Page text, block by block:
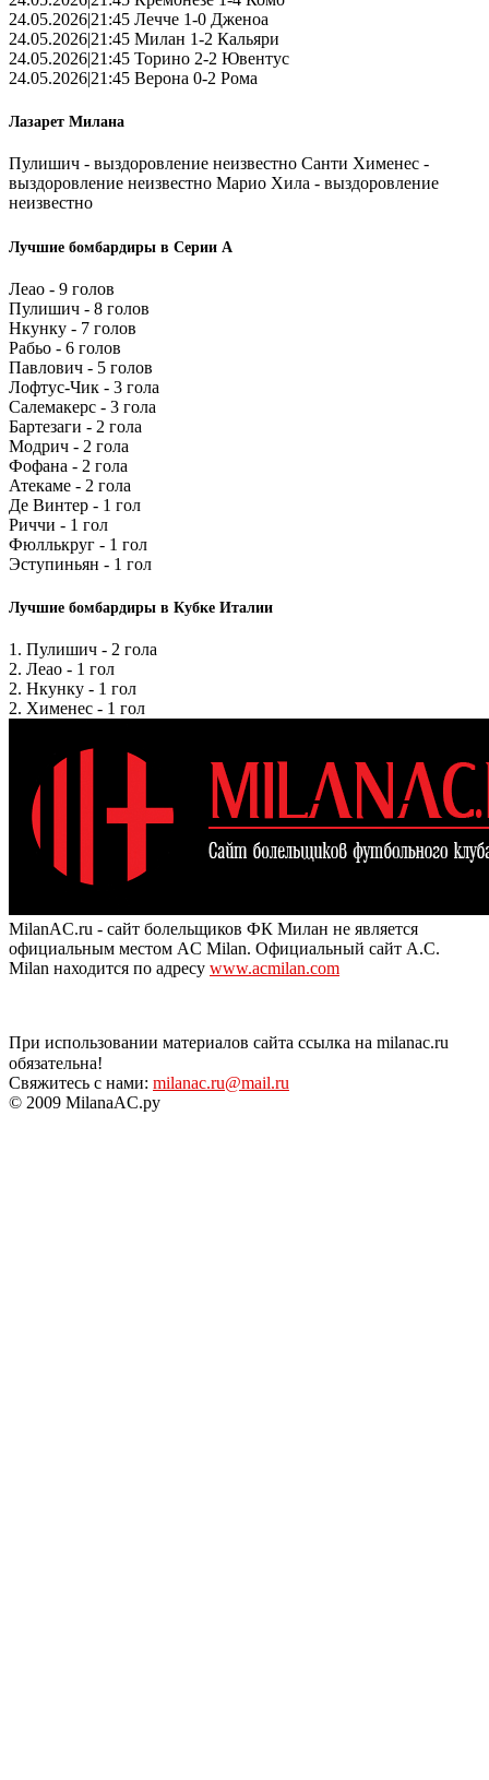
24.05.2026|21:45 Лечче 1-0 Дженоа
24.05.2026|21:45 Милан 1-2 Кальяри
24.05.2026|21:45 Торино 2-2 Ювентус
24.05.2026|21:45 Верона 0-2 Рома
Лазарет Милана
Пулишич - выздоровление неизвестно Санти Хименес -
выздоровление неизвестно Марио Хила - выздоровление
неизвестно
Лучшие бомбардиры в Серии А
Леао - 9 голов
Пулишич - 8 голов
Нкунку - 7 голов
Рабьо - 6 голов
Павлович - 5 голов
Лофтус-Чик - 3 гола
Салемакерс - 3 гола
Бартезаги - 2 гола
Модрич - 2 гола
Фофана - 2 гола
Атекаме - 2 гола
Де Винтер - 1 гол
Риччи - 1 гол
Фюллькруг - 1 гол
Эступиньян - 1 гол
Лучшие бомбардиры в Кубке Италии
1. Пулишич - 2 гола
2. Леао - 1 гол
2. Нкунку - 1 гол
2. Хименес - 1 гол
MilanAC.ru - сайт болельщиков ФК Милан не является
официальным местом AC Milan. Официальный сайт A.C.
Milan находится по адресу www.acmilan.com
При использовании материалов сайта ссылка на milanac.ru
обязательна!
Свяжитесь с нами: milanac.ru@mail.ru
© 2009 MilanaAC.ру